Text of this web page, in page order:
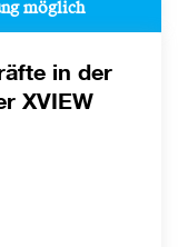
möglich
in der
XVIEW